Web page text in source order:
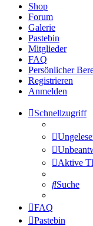
Shop
Forum
Galerie
Pastebin
Mitglieder
FAQ
Persönlicher
Registrieren
Anmelden
Schnellzugriff
Aktive
Suche
FAQ
Pastebin